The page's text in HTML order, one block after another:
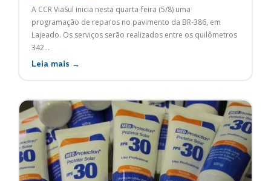
A CCR ViaSul inicia nesta quarta-feira (5/8) uma
programação de reparos no pavimento da BR-386, em
Lajeado. Os serviços serão realizados entre os quilômetros
342...
Leia mais →